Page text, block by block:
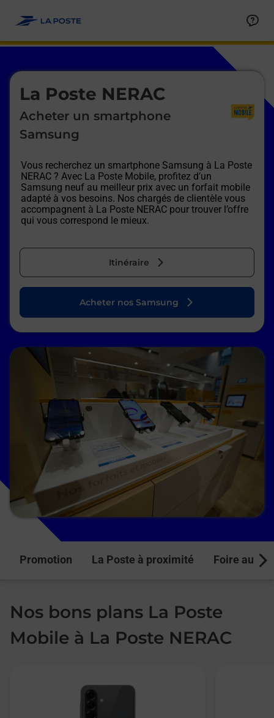
La Poste NERAC
Acheter un smartphone
Samsung
Vous recherchez un smartphone Samsung à La Poste
NERAC ? Avec La Poste Mobile, profitez d’un
Samsung neuf au meilleur prix avec un forfait mobile
adapté à vos besoins. Nos chargés de clientèle vous
accompagnent à La Poste NERAC pour trouver l’offre
qui vous correspond le mieux.
Itinéraire
Le lien s'ouvre dans un nouvel onglet
Acheter nos Samsung
Promotion La Poste à proximité Foire aux
Nos bons plans La Poste
Mobile à La Poste NERAC